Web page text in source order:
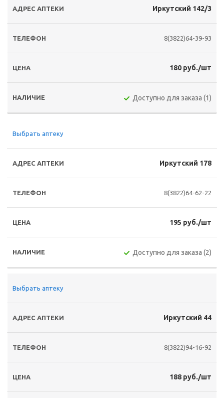
Иркутский 142/3
8(3822)64-39-93
180 руб./шт
Доступно для заказа (1)
Выбрать аптеку
Иркутский 178
8(3822)64-62-22
195 руб./шт
Доступно для заказа (2)
Выбрать аптеку
Иркутский 44
8(3822)94-16-92
188 руб./шт